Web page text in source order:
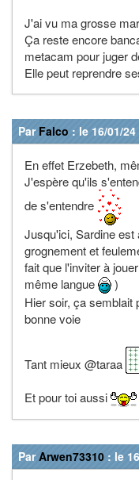
J'ai vu ma grosse
Ça reste encore
metacam pour juger
Elle peut reprendre
Par Falco : le 16/01/
En effet Erzebeth,
J'espère qu'ils
de s'entendre
Jusqu'ici, Sardine est
grognement et
fait que l'inviter à
même langue
)
Hier soir, ça semblait
bonne voie
Tant mieux @taraa
Et pour toi aussi
ParArwen73310 : le